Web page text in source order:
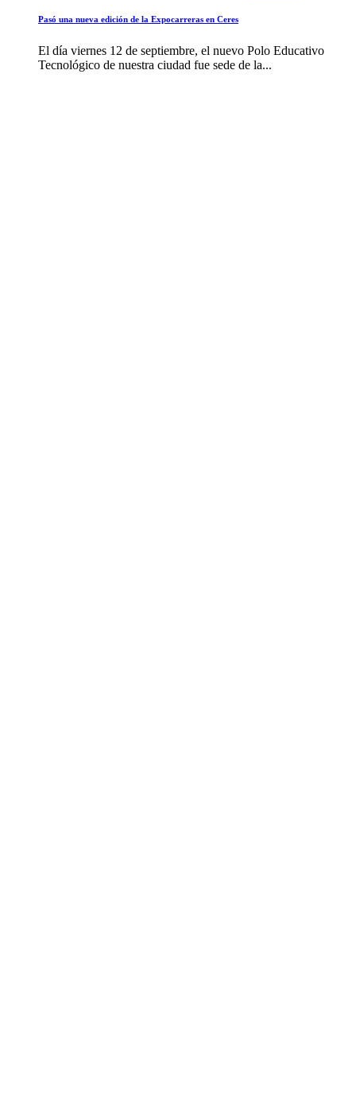
Pasó una nueva edición de la Expocarreras en Ceres
El día viernes 12 de septiembre, el nuevo Polo Educativo
Tecnológico de nuestra ciudad fue sede de la...